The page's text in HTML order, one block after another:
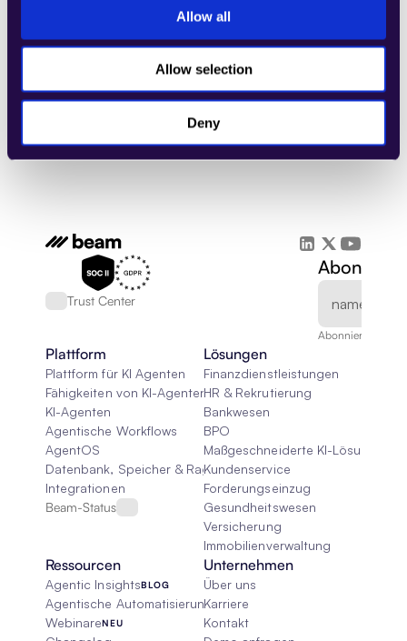
Allow all
Allow selection
Deny
Aktionskontrolle
Aktivieren/deaktivieren Sie Aktionen dynamisch.
werden, die von Agenten verwendet werden.
Trust Center
Abonnieren Sie
Plattform
Plattform für KI Agenten
Fähigkeiten von KI-Agenten
KI-Agenten
Agentische Workflows
AgentOS
Datenbank, Speicher & Rag
Integrationen
Beam-Status
Lösungen
Finanzdienstleistungen
HR & Rekrutierung
Bankwesen
BPO
Maßgeschneiderte KI-Lösungen
Kundenservice
Forderungseinzug
Gesundheitswesen
Versicherung
Immobilienverwaltung
Ressourcen
Agentic InsightsBLOG
Agentische Automatisierung 101
WebinareNEU
Unternehmen
Über uns
Karriere
Kontakt